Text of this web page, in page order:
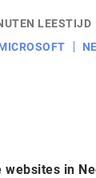
LEESTIJD
in